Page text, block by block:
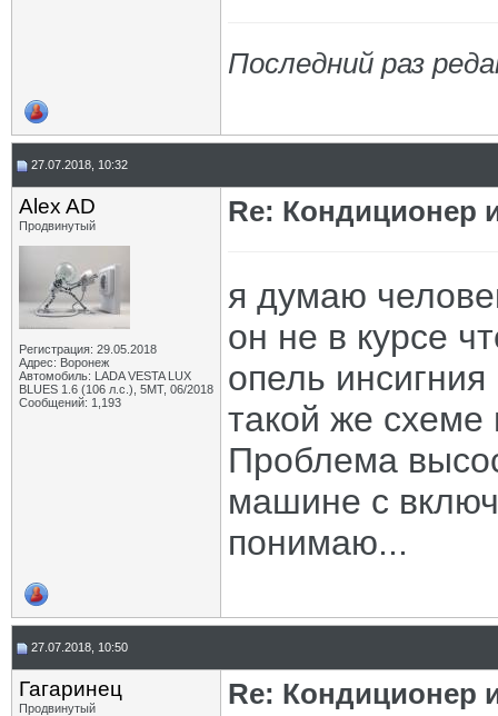
Последний раз
27.07.2018, 10:32
Alex AD
Продвинутый
Регистрация: 29.05.2018
Адрес: Воронеж
Автомобиль: LADA VESTA LUX
BLUES 1.6 (106 л.с.), 5МТ, 06/2018
Сообщений: 1,193
Re: Кондиционер
я думаю
он не в курсе
опель
такой же схеме
Проблема
машине с
понимаю...
27.07.2018, 10:50
Гагаринец
Продвинутый Re: Кондиционер